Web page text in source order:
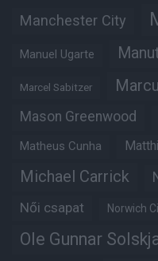
Manchester City
Manuel Ugarte
Marcel Sabitzer
Mason Greenwood
Matheus Cunha
Michael Carrick
Női csapat Norwich
Ole Gunnar